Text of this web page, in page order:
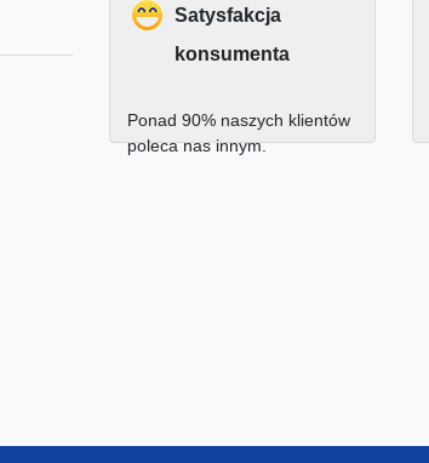
Satysfakcja
konsumenta
Ponad 90% naszych klientów
poleca nas innym.